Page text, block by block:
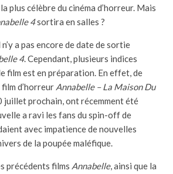
plus célèbre du cinéma d’horreur. Mais
4sortira en salles ?
a pas encore de date de sortie
4. Cependant, plusieurs indices
film est en préparation. En effet, de
d’horreur Annabelle – La Maison Du
juillet prochain, ont récemment été
a ravi les fans du spin-off de
avec impatience de nouvelles
de la poupée maléfique.
précédents films Annabelle, ainsi que la